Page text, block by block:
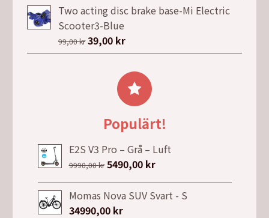
priset
var:
7999,00 kr.
priset
Two acting disc brake base-Mi Electric
Scooter3-Blue
99,00kr Det
ursprungliga
99,00 kr.
39,00 krDet
nuvarande
priset
är:
39,00 kr.
Populärt!
E2S V3 Pro – Grå – Luft
9990,00kr Det
priset
var:
5490,00 krDet
priset
Momas Nova SUV Svart - S
34990,00 kr